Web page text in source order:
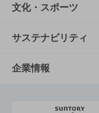
商品一覧
商品発売情報
栄養成分一覧
知る・楽しむTOP
キャンペーン
工場見学
文化・スポーツ
文化・スポーツ
サントリーホール
サステナビリティ
サステナビリティ
企業情報